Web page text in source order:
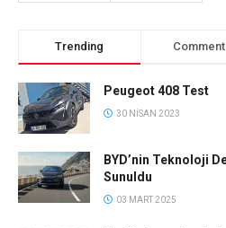
Trending
Peugeot 408 Test
30 NISAN 2023
BYD’nin Teknoloji
Sunuldu
03 MART 2025